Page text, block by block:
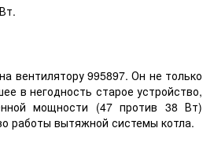
вентилятору 995897. Он не только
в негодность старое устройство,
мощности (47 против 38 Вт)
работы вытяжной системы котла.